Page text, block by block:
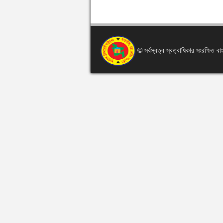
© সর্বস্বত্ব স্বত্বাধিকার সংরক্ষিত